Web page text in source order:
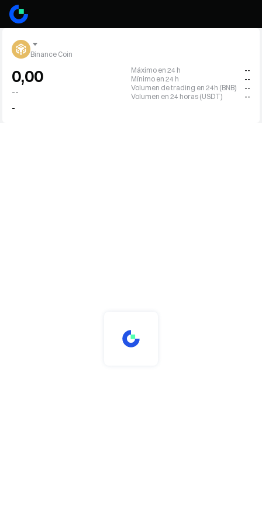
Binance Coin
0,00
--
-
Máximo en 24 h
--
Mínimo en 24 h
--
Volumen de trading en 24h (BNB)
--
Volumen en 24 horas (USDT)
--